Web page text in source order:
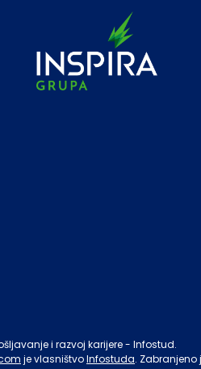
i razvoj karijere - Infostud.
je vlasništvoInfostuda. Zabranjeno